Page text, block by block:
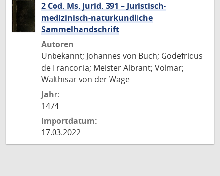
2 Cod. Ms. jurid. 391 – Juristisch-
medizinisch-naturkundliche
Sammelhandschrift
Autoren
Unbekannt; Johannes von Buch; Godefridus
de Franconia; Meister Albrant; Volmar;
Walthisar von der Wage
Jahr:
1474
Importdatum:
17.03.2022